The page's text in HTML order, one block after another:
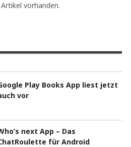
vorhanden.
Play Books App liest jetzt
vor
next App – Das
für Android